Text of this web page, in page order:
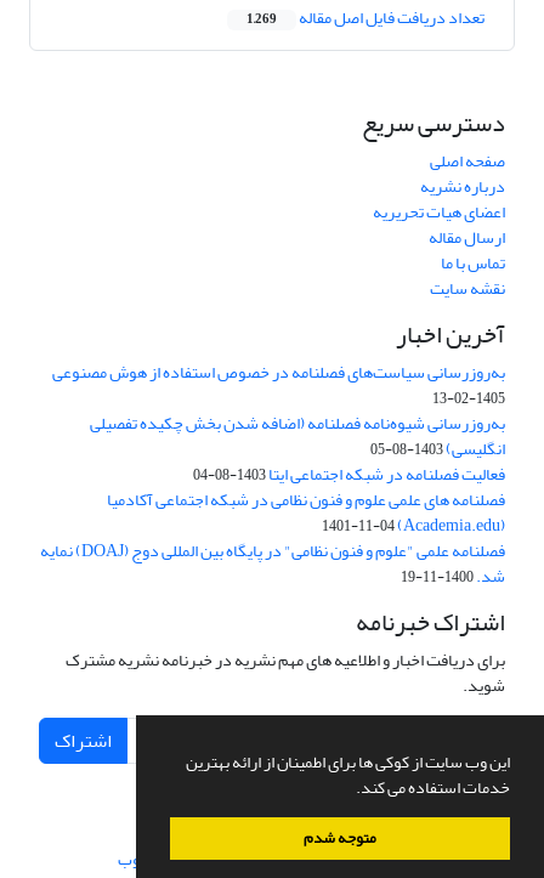
این وب سایت از کوکی ها برای اطمینان از ارائه بهترین
خدمات استفاده می کند.
متوجه شدم
تعداد دریافت فایل اصل مقاله 1,269
دسترسی سریع
صفحه اصلی
درباره نشریه
اعضای هیات تحریریه
ارسال مقاله
تماس با ما
نقشه سایت
آخرین اخبار
به‌روزرسانی سیاست‌های فصلنامه در خصوص استفاده از هوش مصنوعی
1405-02-13
به‌روزرسانی شیوه‌نامه فصلنامه (اضافه شدن بخش چکیده تفصیلی
انگلیسی)1403-08-05
فعالیت فصلنامه در شبکه اجتماعی ایتا1403-08-04
فصلنامه های علمی علوم و فنون نظامی در شبکه اجتماعی آکادمیا
(Academia.edu)
1401-11-04
فصلنامه علمی "علوم و فنون نظامی" در پایگاه بین المللی دوج (DOAJ) نمایه
شد.1400-11-19
اشتراک خبرنامه
برای دریافت اخبار و اطلاعیه های مهم نشریه در خبرنامه نشریه مشترک
شوید.
اشتراک
سامانه مدیریت نشریات علمی.طراحی و پیاده سازی از سیناوب